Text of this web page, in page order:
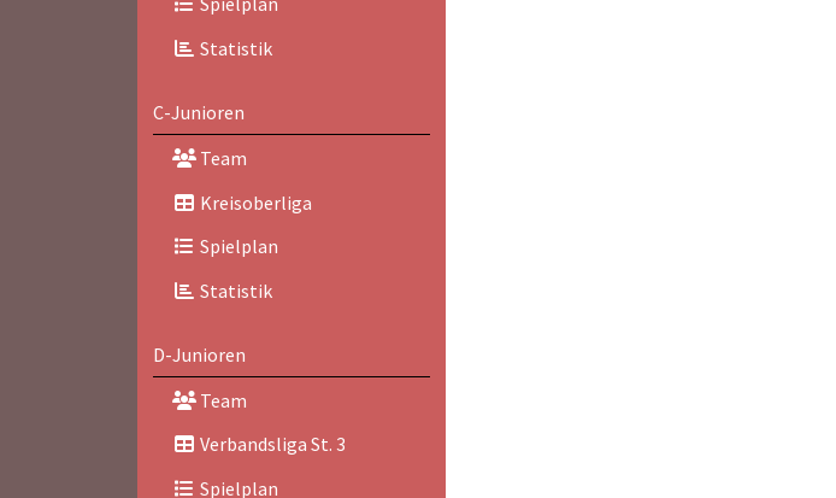
Statistik
C-Junioren
Team
Kreisoberliga
Spielplan
Statistik
D-Junioren
Team
Verbandsliga St. 3
Spielplan